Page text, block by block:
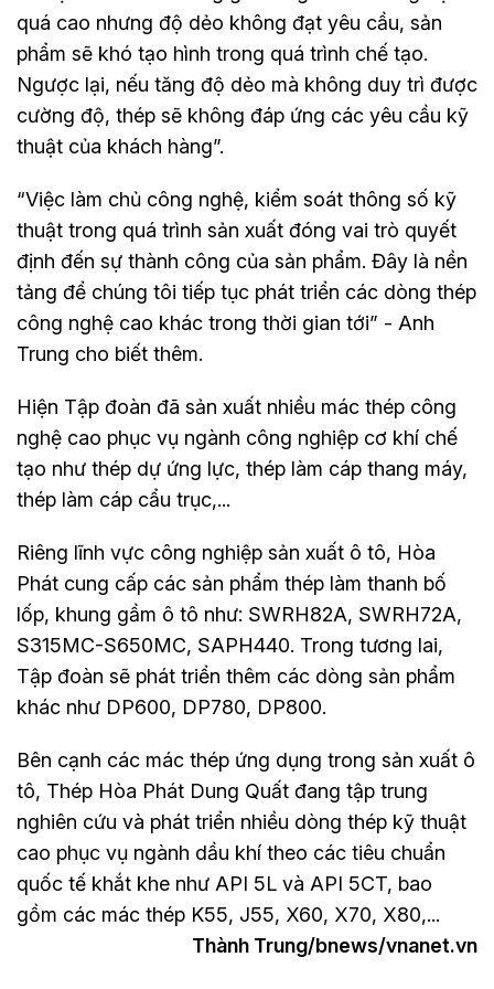
quá cao nhưng độ dẻo không đạt yêu cầu, sản
phẩm sẽ khó tạo hình trong quá trình chế tạo.
Ngược lại, nếu tăng độ dẻo mà không duy trì được
cường độ, thép sẽ không đáp ứng các yêu cầu kỹ
thuật của khách hàng”.
“Việc làm chủ công nghệ, kiểm soát thông số kỹ
thuật trong quá trình sản xuất đóng vai trò quyết
định đến sự thành công của sản phẩm. Đây là nền
tảng để chúng tôi tiếp tục phát triển các dòng thép
công nghệ cao khác trong thời gian tới” - Anh
Trung cho biết thêm.
Hiện Tập đoàn đã sản xuất nhiều mác thép công
nghệ cao phục vụ ngành công nghiệp cơ khí chế
tạo như thép dự ứng lực, thép làm cáp thang máy,
thép làm cáp cẩu trục,...
Riêng lĩnh vực công nghiệp sản xuất ô tô, Hòa
Phát cung cấp các sản phẩm thép làm thanh bố
lốp, khung gầm ô tô như: SWRH82A, SWRH72A,
S315MC-S650MC, SAPH440. Trong tương lai,
Tập đoàn sẽ phát triển thêm các dòng sản phẩm
khác như DP600, DP780, DP800.
Bên cạnh các mác thép ứng dụng trong sản xuất ô
tô, Thép Hòa Phát Dung Quất đang tập trung
nghiên cứu và phát triển nhiều dòng thép kỹ thuật
cao phục vụ ngành dầu khí theo các tiêu chuẩn
quốc tế khắt khe như API 5L và API 5CT, bao
gồm các mác thép K55, J55, X60, X70, X80,...
Thành Trung/bnews/vnanet.vn